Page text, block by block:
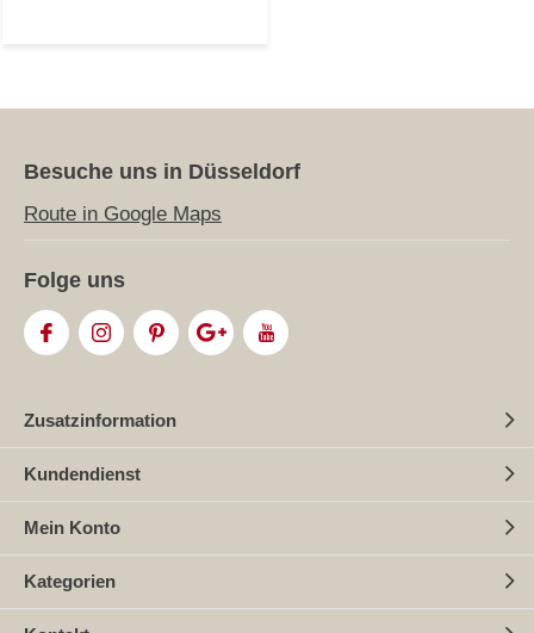
Besuche uns in Düsseldorf
Route in Google Maps
Folge uns
Zusatzinformation
Kundendienst
Mein Konto
Kategorien